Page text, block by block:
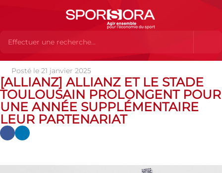
Actualités Actualités
Allianz et le Stade Toulousain prolongent pour une année
supplémentaire leur partenariat
Posté le 21 janvier 2025
[ALLIANZ] ALLIANZ ET LE STADE
TOULOUSAIN PROLONGENT POUR
UNE ANNÉE SUPPLÉMENTAIRE
LEUR PARTENARIAT